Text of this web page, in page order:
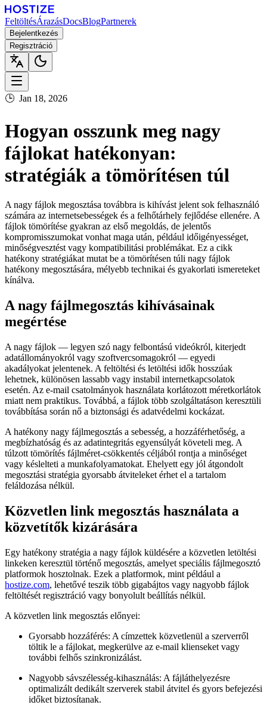
FeltöltésÁrazásDocsBlogPartnerek
Bejelentkezés
Regisztráció
🕒 Jan 18, 2026
Hogyan osszunk meg nagy
fájlokat hatékonyan:
stratégiák a tömörítésen túl
A nagy fájlok megosztása továbbra is kihívást jelent sok felhasználó
számára az internetsebességek és a felhőtárhely fejlődése ellenére. A
fájlok tömörítése gyakran az első megoldás, de jelentős
kompromisszumokat vonhat maga után, például időigényességet,
minőségvesztést vagy kompatibilitási problémákat. Ez a cikk
hatékony stratégiákat mutat be a tömörítésen túli nagy fájlok
hatékony megosztására, mélyebb technikai és gyakorlati ismereteket
kínálva.
A nagy fájlmegosztás kihívásainak
megértése
A nagy fájlok — legyen szó nagy felbontású videókról, kiterjedt
adatállományokról vagy szoftvercsomagokról — egyedi
akadályokat jelentenek. A feltöltési és letöltési idők hosszúak
lehetnek, különösen lassabb vagy instabil internetkapcsolatok
esetén. Az e-mail csatolmányok használata korlátozott méretkorlátok
miatt nem praktikus. Továbbá, a fájlok több szolgáltatáson keresztüli
továbbítása során nő a biztonsági és adatvédelmi kockázat.
A hatékony nagy fájlmegosztás a sebesség, a hozzáférhetőség, a
megbízhatóság és az adatintegritás egyensúlyát követeli meg. A
túlzott tömörítés fájlméret-csökkentés céljából rontja a minőséget
vagy késlelteti a munkafolyamatokat. Ehelyett egy jól átgondolt
megosztási stratégia gyorsabb átviteleket érhet el a tartalom
feláldozása nélkül.
Közvetlen link megosztás használata a
közvetítők kizárására
Egy hatékony stratégia a nagy fájlok küldésére a közvetlen letöltési
linkeken keresztül történő megosztás, amelyet speciális fájlmegosztó
platformok hosztolnak. Ezek a platformok, mint például a
hostize.com, lehetővé teszik több gigabájtos vagy nagyobb fájlok
feltöltését regisztráció vagy bonyolult beállítás nélkül.
A közvetlen link megosztás előnyei:
Gyorsabb hozzáférés: A címzettek közvetlenül a szerverről
töltik le a fájlokat, megkerülve az e-mail klienseket vagy
további felhős szinkronizálást.
Nagyobb sávszélesség-kihasználás: A fájláthelyezésre
optimalizált dedikált szerverek stabil átvitel és gyors befejezési
időket biztosítanak.